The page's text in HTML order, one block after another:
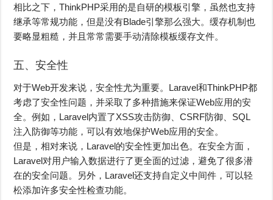
相比之下，ThinkPHP采用的是自研的模板引擎，虽然也支持
继承等常规功能，但是没有Blade引擎那么强大。缓存机制也
要略显粗糙，并且常常需要手动清除模板缓存文件。
五、安全性
对于Web开发来说，安全性尤为重要。Laravel和ThinkPHP都
考虑了安全性问题，并采取了多种措施来保证Web应用的安
全。例如，Laravel内置了XSS攻击防御、CSRF防御、SQL
注入防御等功能，可以有效地保护Web应用的安全。
但是，相对来说，Laravel的安全性更加出色。在安全方面，
Laravel对用户输入数据进行了更全面的过滤，避免了很多潜
在的安全问题。另外，Laravel还支持自定义中间件，可以轻
松添加许多安全性检查功能。